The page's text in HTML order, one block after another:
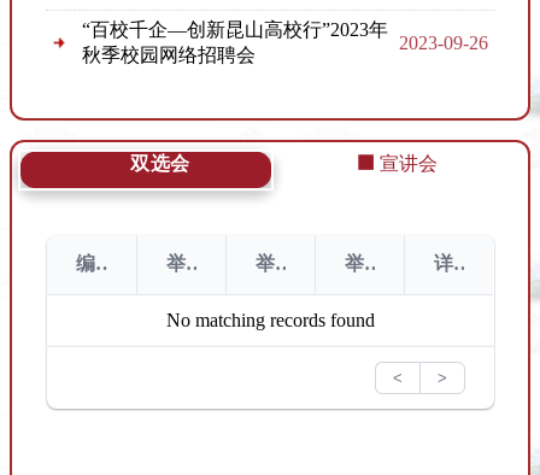
“百校千企—创新昆山高校行”2023年
秋季校园网络招聘会
2023-09-26
程大学
“政录企用”有编制！已开始报名！ 2023-05-15
双选会
编号 举行主题 举行地点 举行日期 详情
No matching records found
< >
宣讲会